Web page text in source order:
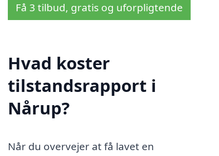
Få 3 tilbud, gratis og uforpligtende
Hvad koster
tilstandsrapport i
Nårup?
Når du overvejer at få lavet en